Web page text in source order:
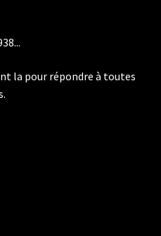
la pour répondre à toutes